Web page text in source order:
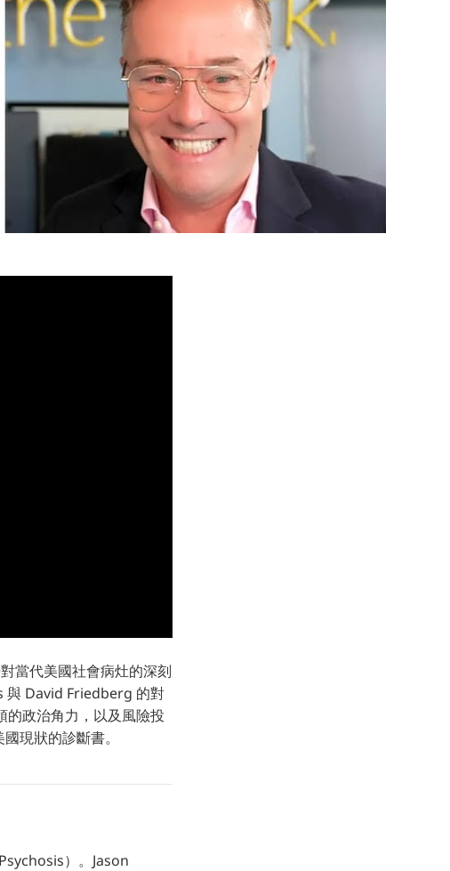
當代美國社會病灶的深刻
與 David Friedberg 的對
的政治角力，以及風險投
現狀的診斷書。
）。Jason